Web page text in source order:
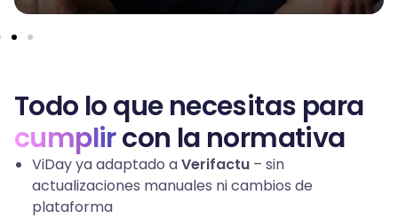
Todo lo que necesitas para
cumplircon la normativa
ViDay ya adaptado aVerifactu – sin
actualizaciones manuales ni cambios de
plataforma